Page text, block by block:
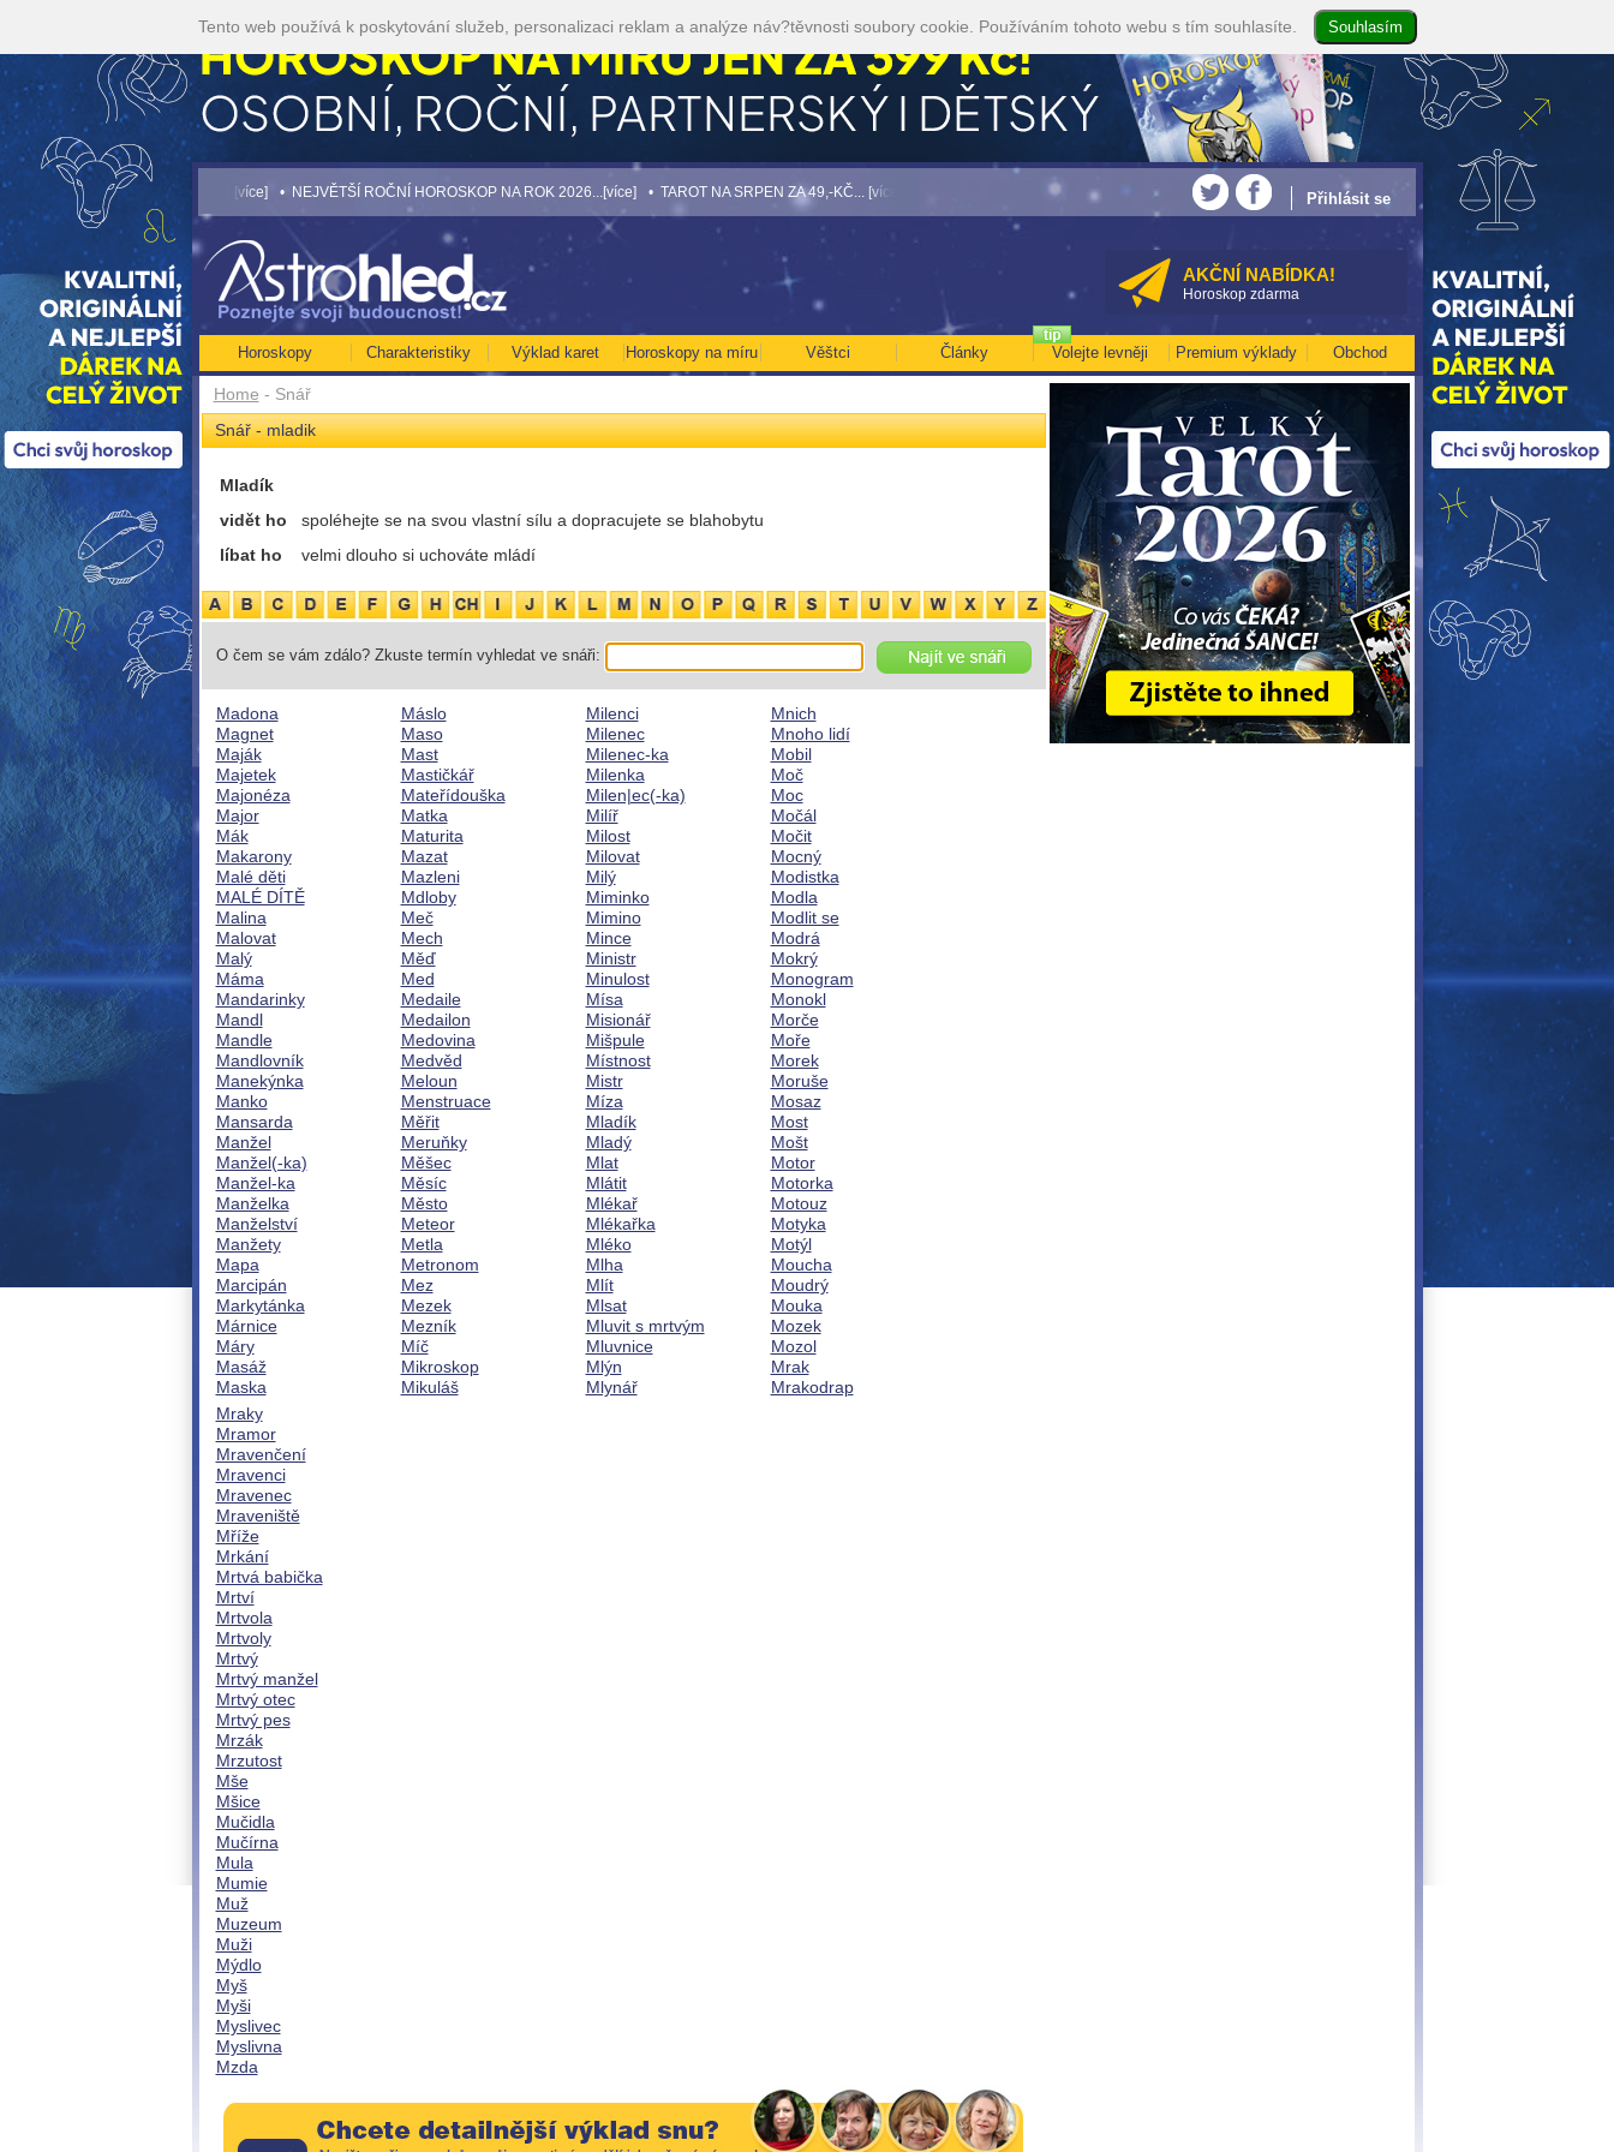
AKČNÍ NABÍDKA!
Horoskop zdarma
Home - Snář
Snář - mladik
Mladík
vidět ho
spoléhejte se na svou vlastní sílu a dopracujete se blahobytu
líbat ho
velmi dlouho si uchováte mládí
O čem se vám zdálo? Zkuste termín vyhledat ve snáři:
Madona
Magnet
Maják
Majetek
Majonéza
Major
Mák
Makarony
Malé děti
MALÉ DÍTĚ
Malina
Malovat
Malý
Máma
Mandarinky
Mandl
Mandle
Mandlovník
Manekýnka
Manko
Mansarda
Manžel
Manžel(-ka)
Manžel-ka
Manželka
Manželství
Manžety
Mapa
Marcipán
Markytánka
Márnice
Máry
Masáž
Maska
Máslo
Maso
Mast
Mastičkář
Mateřídouška
Matka
Maturita
Mazat
Mazleni
Mdloby
Meč
Mech
Měď
Med
Medaile
Medailon
Medovina
Medvěd
Meloun
Menstruace
Měřit
Meruňky
Měšec
Měsíc
Město
Meteor
Metla
Metronom
Mez
Mezek
Mezník
Míč
Mikroskop
Mikuláš
Milenci
Milenec
Milenec-ka
Milenka
Milen|ec(-ka)
Milíř
Milost
Milovat
Milý
Miminko
Mimino
Mince
Ministr
Minulost
Mísa
Misionář
Mišpule
Místnost
Mistr
Míza
Mladík
Mladý
Mlat
Mlátit
Mlékař
Mlékařka
Mléko
Mlha
Mlít
Mlsat
Mluvit s mrtvým
Mluvnice
Mlýn
Mlynář
Mnich
Mnoho lidí
Mobil
Moč
Moc
Močál
Močit
Mocný
Modistka
Modla
Modlit se
Modrá
Mokrý
Monogram
Monokl
Morče
Moře
Morek
Moruše
Mosaz
Most
Mošt
Motor
Motorka
Motouz
Motyka
Motýl
Moucha
Moudrý
Mouka
Mozek
Mozol
Mrak
Mrakodrap
Mraky
Mramor
Mravenčení
Mravenci
Mravenec
Mraveniště
Mříže
Mrkání
Mrtvá babička
Mrtví
Mrtvola
Mrtvoly
Mrtvý
Mrtvý manžel
Mrtvý otec
Mrtvý pes
Mrzák
Mrzutost
Mše
Mšice
Mučidla
Mučírna
Mula
Mumie
Muž
Muzeum
Muži
Mýdlo
Myš
Myši
Myslivec
Myslivna
Mzda
Horoskopy Charakteristiky Výklad karet Horoskopy na míru Věštci Články Volejte levněji Premium výklady Obchod
a využijte akci 35kč/min! [více] • NEJVĚTŠÍ ROČNÍ HOROSKOP NA ROK 2026...[více] • TAROT NA SRPEN ZA 49,-KČ... [více] • Volejte kartářkám levněji a využijte akci 35kč/min! [více] • NEJVĚTŠÍ ROČNÍ HOROSKOP NA ROK
Přihlásit se
Tento web používá k poskytování služeb, personalizaci reklam a analýze náv?těvnosti soubory cookie. Používáním tohoto webu s tím souhlasíte.